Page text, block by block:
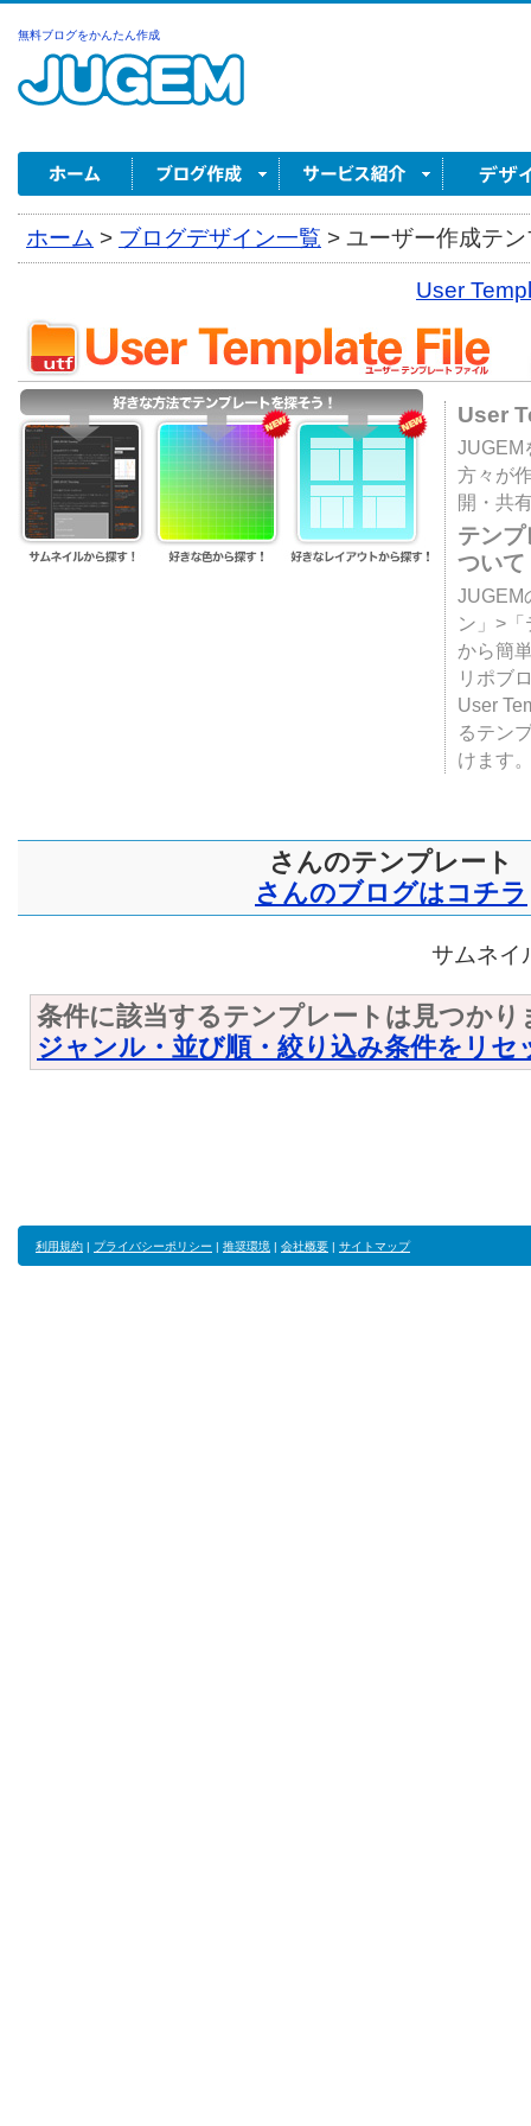
無料ブログをかんたん作成
ホーム > ブログデザイン一覧 > ユーザー作成テ
User
User
JUGEM
方々が
開・共
テン
ついて
JUGEM
ン」>
から簡
リポブ
User
るテン
けます
さんのテンプレート
さんのブログはコチラ
サムネイ
条件に該当するテンプレートは見つかり
ジャンル・並び順・絞り込み条件をリセ
利用規約 | プライバシーポリシー | 推奨環境 | 会社概要 | サイトマップ